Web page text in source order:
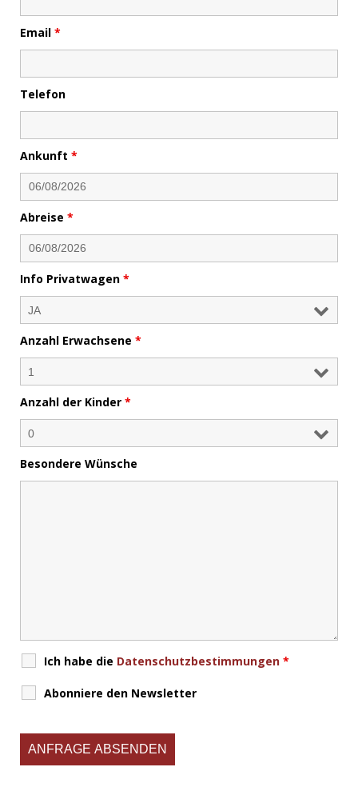
Email *
Telefon
Ankunft *
Abreise *
Info Privatwagen *
Anzahl Erwachsene *
Anzahl der Kinder *
Besondere Wünsche
Ich habe die Datenschutzbestimmungen *
Abonniere den Newsletter